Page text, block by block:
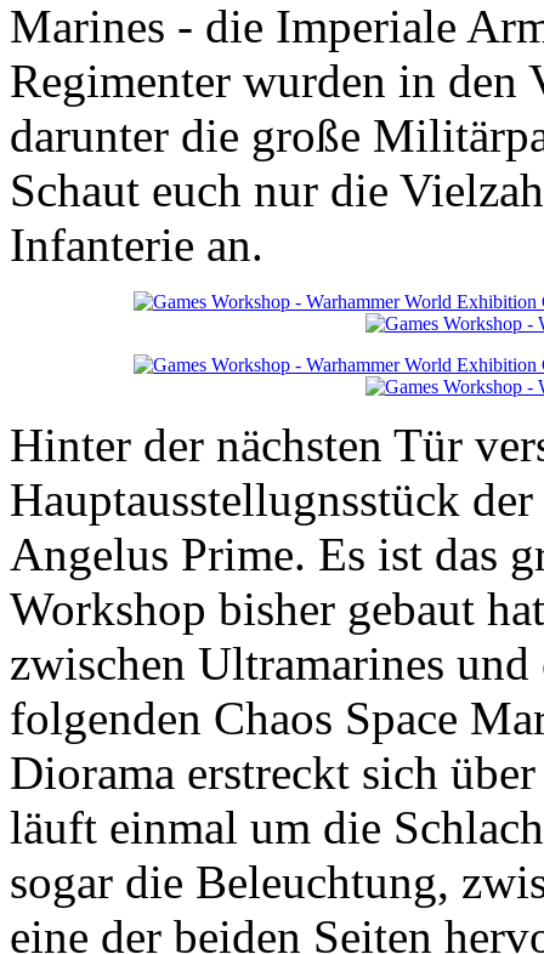
Marines - die Imperiale
Regimenter wurden in
darunter die große
Schaut euch nur die
Infanterie an.
Hinter der nächsten Tür
Hauptausstellugnsstück
Angelus Prime. Es ist das
Workshop bisher gebaut
zwischen Ultramarines
folgenden Chaos Space
Diorama erstreckt sich
läuft einmal um die
sogar die Beleuchtung,
eine der beiden Seiten